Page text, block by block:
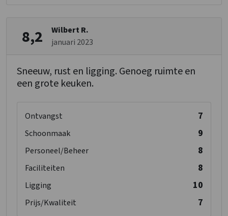
8,2
Wilbert R.
januari 2023
Sneeuw, rust en ligging. Genoeg ruimte en
een grote keuken.
Ontvangst 7
Schoonmaak 9
Personeel/Beheer 8
Faciliteiten 8
Ligging 10
Prijs/Kwaliteit 7